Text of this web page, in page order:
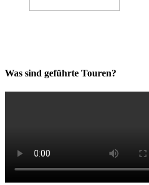
Was sind geführte Touren?